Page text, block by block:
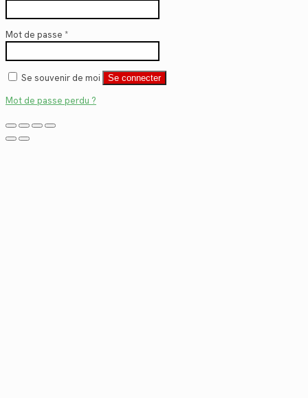
Mot de passe *
Se souvenir de moi Se connecter
Mot de passe perdu ?